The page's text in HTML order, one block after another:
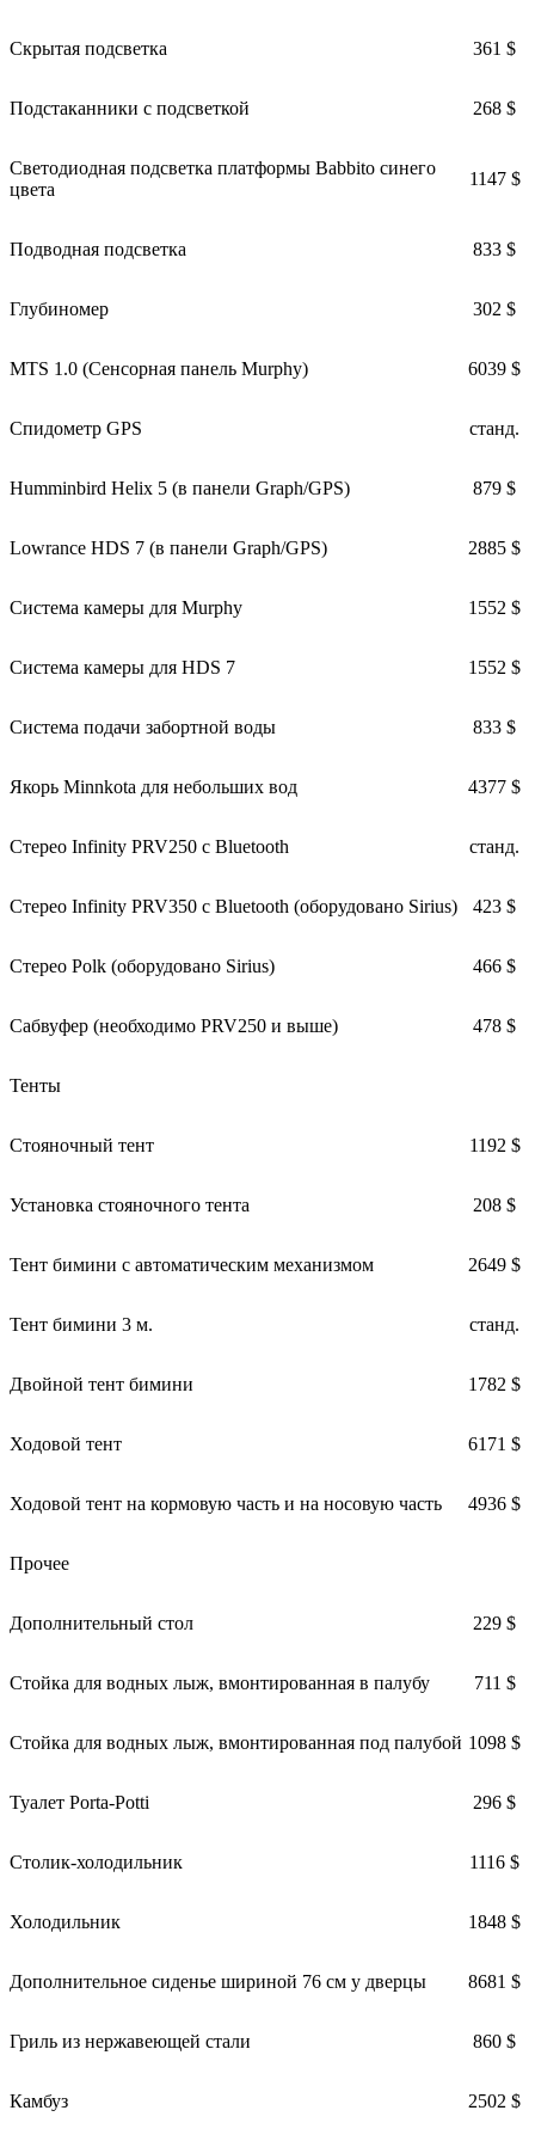
Скрытая подсветка 361 $
Подстаканники с подсветкой 268 $
Светодиодная подсветка платформы Babbito синего
цвета
1147 $
Подводная подсветка 833 $
Глубиномер 302 $
MTS 1.0 (Сенсорная панель Murphy) 6039 $
Спидометр GPS станд.
Humminbird Helix 5 (в панели Graph/GPS) 879 $
Lowrance HDS 7 (в панели Graph/GPS) 2885 $
Система камеры для Murphy 1552 $
Система камеры для HDS 7 1552 $
Система подачи забортной воды 833 $
Якорь Minnkota для небольших вод 4377 $
Стерео Infinity PRV250 с Bluetooth станд.
Стерео Infinity PRV350 с Bluetooth (оборудовано Sirius) 423 $
Стерео Polk (оборудовано Sirius) 466 $
Сабвуфер (необходимо PRV250 и выше) 478 $
Тенты
Стояночный тент 1192 $
Установка стояночного тента 208 $
Тент бимини с автоматическим механизмом 2649 $
Тент бимини 3 м. станд.
Двойной тент бимини 1782 $
Ходовой тент 6171 $
Ходовой тент на кормовую часть и на носовую часть 4936 $
Прочее
Дополнительный стол 229 $
Стойка для водных лыж, вмонтированная в палубу 711 $
Стойка для водных лыж, вмонтированная под палубой 1098 $
Туалет Porta-Potti 296 $
Столик-холодильник 1116 $
Холодильник 1848 $
Дополнительное сиденье шириной 76 см у дверцы 8681 $
Гриль из нержавеющей стали 860 $
Камбуз 2502 $